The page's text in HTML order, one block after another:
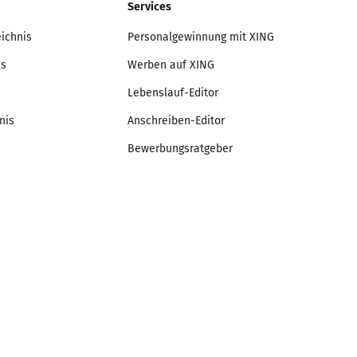
Services
Personalgewinnung mit XING
Werben auf XING
Lebenslauf-Editor
Anschreiben-Editor
Bewerbungsratgeber